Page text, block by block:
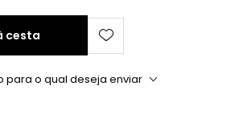
cesta
para o qual deseja enviar